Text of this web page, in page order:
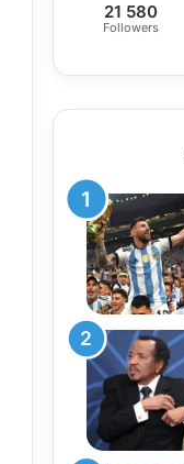
21 580
Followers